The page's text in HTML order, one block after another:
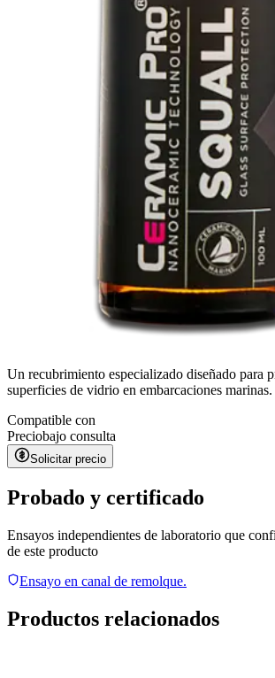
Un recubrimiento especializado diseñado para
superficies de vidrio en embarcaciones marinas.
Compatible con
Preciobajo consulta
Solicitar precio
Probado y certificado
Ensayos independientes de laboratorio que
de este producto
Ensayo en canal de remolque.
Productos relacionados